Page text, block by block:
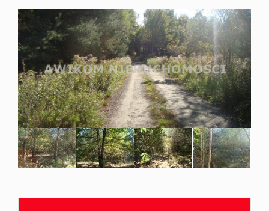
RODO
od
umowy